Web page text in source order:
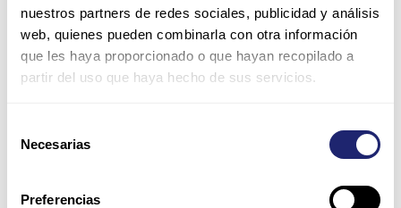
nuestros partners de redes sociales, publicidad y análisis
web, quienes pueden combinarla con otra información
que les haya proporcionado o que hayan recopilado a
partir del uso que haya hecho de sus servicios.
Necesarias
Preferencias
Todos los productos
HPE 10TB 7.2K 3.5" SAS 12Gb/s Midline SC Helium
512e Digitally Signed Firmware HDD con caddy